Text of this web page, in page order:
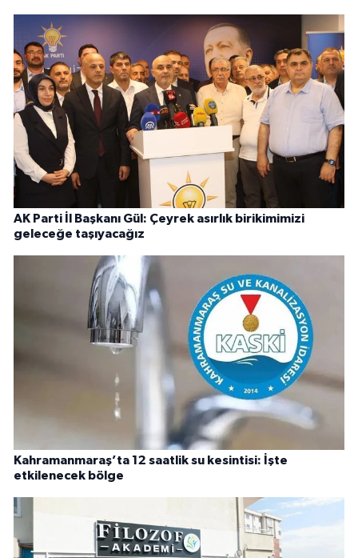
AK Parti İl Başkanı Gül: Çeyrek asırlık birikimimizi
geleceğe taşıyacağız
Kahramanmaraş’ta 12 saatlik su kesintisi: İşte
etkilenecek bölge